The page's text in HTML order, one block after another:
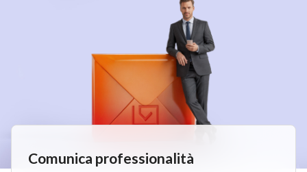
Comunica professionalità